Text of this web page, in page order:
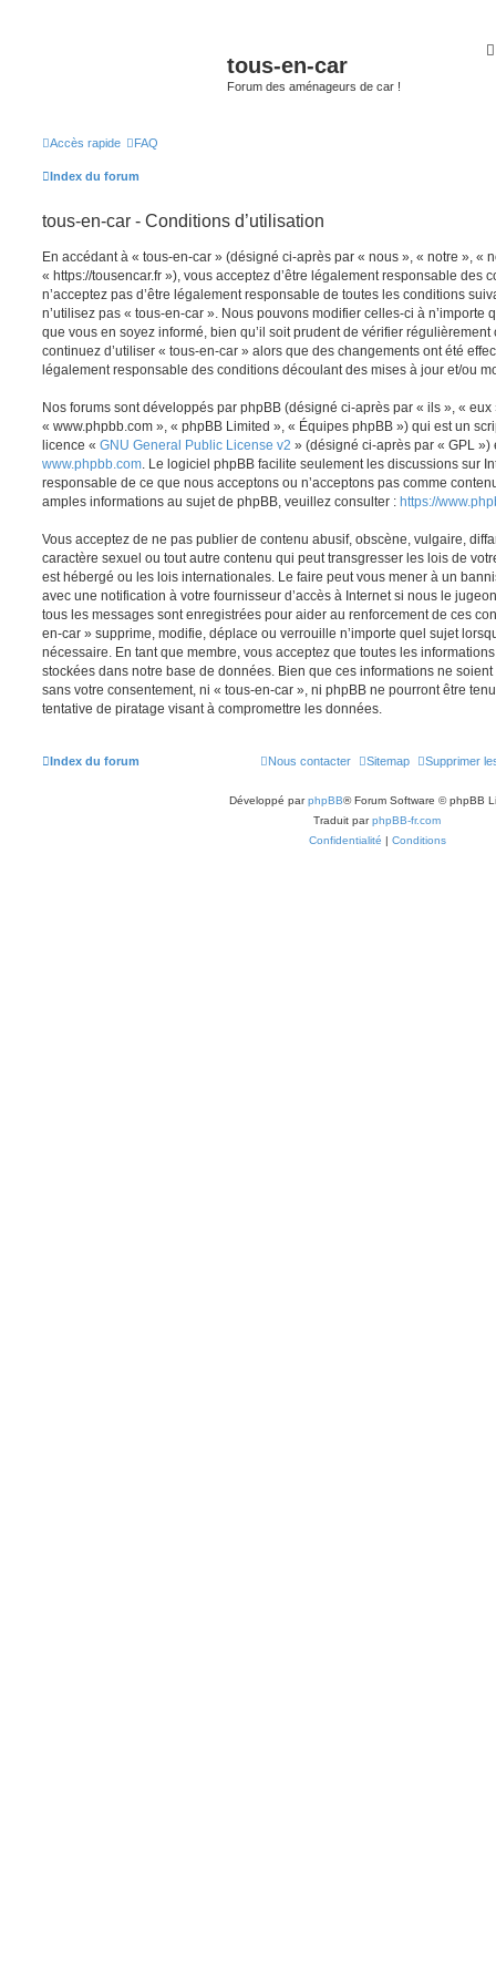
tous-en-car
Forum des aménageurs de car !
Accès rapide FAQ
Index du forum
tous-en-car - Conditions d’utilisation
En accédant à « tous-en-car » (désigné ci-après par « nous », « notre », «
« https://tousencar.fr »), vous acceptez d’être légalement responsable des
n’acceptez pas d’être légalement responsable de toutes les conditions
n’utilisez pas « tous-en-car ». Nous pouvons modifier celles-ci à n’importe
que vous en soyez informé, bien qu’il soit prudent de vérifier
continuez d’utiliser « tous-en-car » alors que des changements ont été
légalement responsable des conditions découlant des mises à jour et/ou
Nos forums sont développés par phpBB (désigné ci-après par « ils », «
« www.phpbb.com », « phpBB Limited », « Équipes phpBB ») qui est un
licence « GNU General Public License v2 » (désigné ci-après par « GPL
www.phpbb.com . Le logiciel phpBB facilite seulement les discussions sur
responsable de ce que nous acceptons ou n’acceptons pas comme
amples informations au sujet de phpBB, veuillez consulter : https://
Vous acceptez de ne pas publier de contenu abusif, obscène, vulgaire,
caractère sexuel ou tout autre contenu qui peut transgresser les lois de
est hébergé ou les lois internationales. Le faire peut vous mener à un
avec une notification à votre fournisseur d’accès à Internet si nous le
tous les messages sont enregistrées pour aider au renforcement de ces
en-car » supprime, modifie, déplace ou verrouille n’importe quel sujet
nécessaire. En tant que membre, vous acceptez que toutes les
stockées dans notre base de données. Bien que ces informations ne
sans votre consentement, ni « tous-en-car », ni phpBB ne pourront être
tentative de piratage visant à compromettre les données.
Index du forum Supprimer
Sitemap
Nous contacter
Développé parphpBB® Forum Software © phpBB
Traduit parphpBB-fr.com
Confidentialité | Conditions